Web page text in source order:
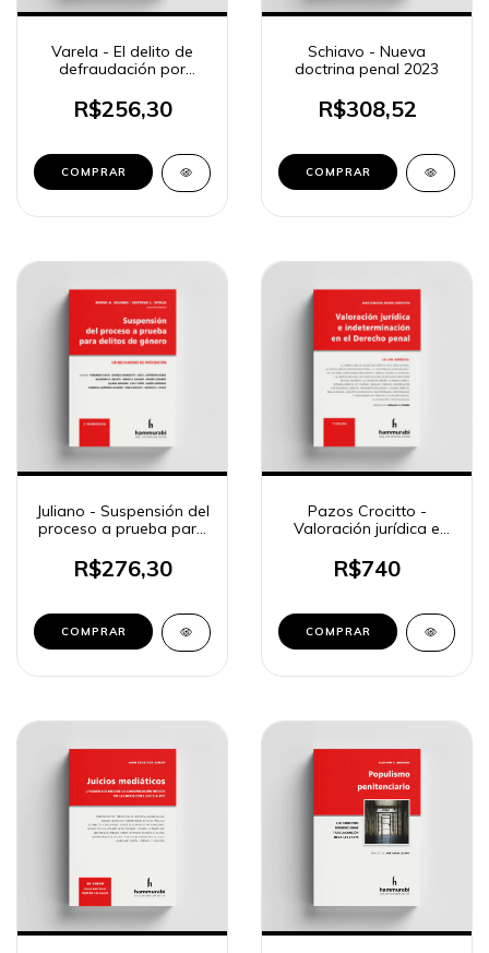
Varela - El delito de
defraudación por
R$256,30
COMPRAR
Schiavo - Nueva
doctrina penal 2023
R$308,52
COMPRAR
Juliano - Suspensión del
proceso a prueba para
R$276,30
COMPRAR
Pazos Crocitto -
Valoración jurídica e
derecho penal
R$740
COMPRAR